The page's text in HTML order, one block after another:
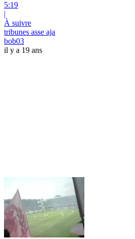
5:19
|
À suivre
tribunes asse aja
bob03
il y a 19 ans